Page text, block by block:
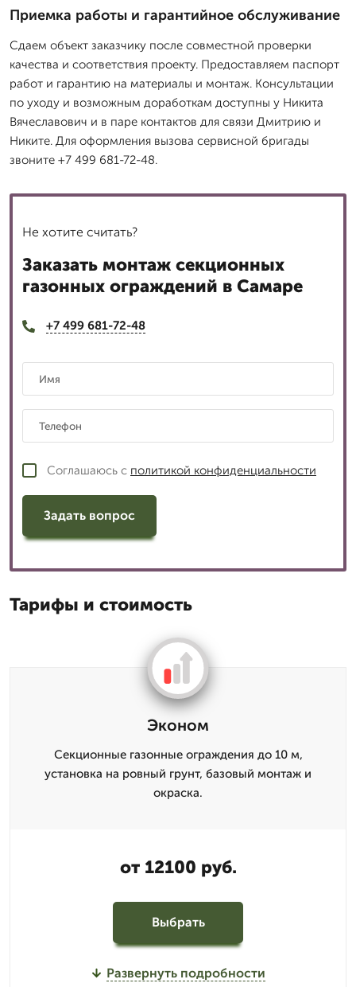
Приемка работы и гарантийное обслуживание
Сдаем объект заказчику после совместной проверки
качества и соответствия проекту. Предоставляем паспорт
работ и гарантию на материалы и монтаж. Консультации
по уходу и возможным доработкам доступны у Никита
Вячеславович и в паре контактов для связи Дмитрию и
Никите. Для оформления вызова сервисной бригады
звоните +7 499 681-72-48.
Не хотите считать?
Заказать монтаж секционных
газонных ограждений в Самаре
+7 499 681-72-48
Соглашаюсь с политикой конфиденциальности
Задать вопрос
Тарифы и стоимость
Эконом
Секционные газонные ограждения до 10 м,
установка на ровный грунт, базовый монтаж и
окраска.
от 12100 руб.
Выбрать
Развернуть подробности